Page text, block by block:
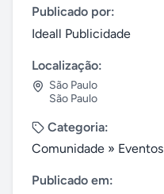
Publicado por:
Ideall Publicidade
Localização:
São Paulo
São Paulo
Categoria:
Comunidade » Eventos
Publicado em: